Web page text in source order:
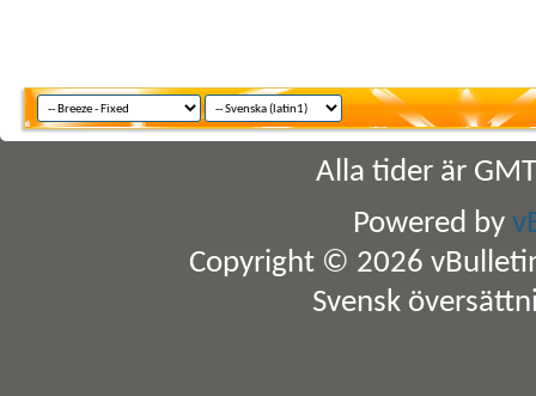
Alla tider är
Powered by
Copyright © 2026
Svensk